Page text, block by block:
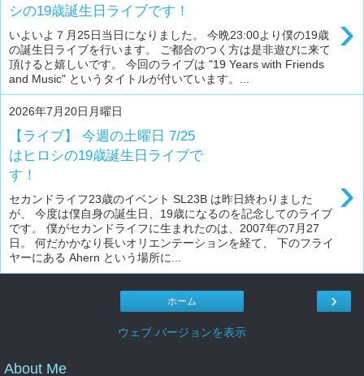
シの19歳誕生日ライブです！
›
いよいよ７月25日当日になりました。 今晩23:00より僕の19歳
の誕生日ライブを行います。 ご都合のつく方は是非遊びに来て
頂けると嬉しいです。 今回のライブは "19 Years with Friends
and Music" というタイトルが付いています。...
2026年7月20日月曜日
【ライブ】 今週の土曜日 7/25
はヒロシの19歳誕生日ライブで
す！
›
セカンドライフ23歳のイベント SL23B は昨日終わりました
が、 今度は僕自身の誕生日、19歳になるのを記念してのライブ
です。 僕がセカンドライフに生まれたのは、2007年の7月27
日。 何だかかなり長いオリエンテーションを経て、 下のフライ
ヤーにある Ahern という場所に...
›
ホーム
ウェブ バージョンを表示
About Me